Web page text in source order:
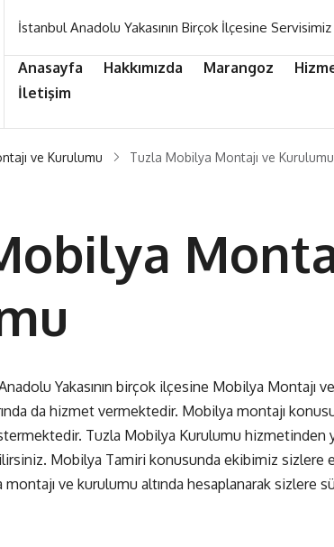
İstanbul Anadolu Yakasının Birçok İlçesine Servisimiz
Anasayfa Hakkımızda Marangoz
İletişim
ve Kurulumu Tuzla Mobilya Montajı ve Kurulumu
Yakasının birçok ilçesine Mobilya Montajı
da hizmet vermektedir. Mobilya montajı
Tuzla Mobilya Kurulumu hizmetinden
Mobilya Tamiri konusunda ekibimiz sizlere
ve kurulumu altında hesaplanarak sizlere